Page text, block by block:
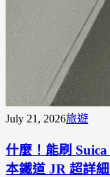
July 21, 2026旅遊
什麼！能刷
本鐵道 JR 超詳